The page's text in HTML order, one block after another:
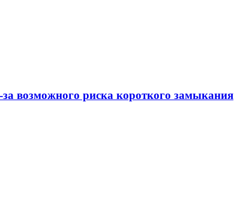
возможного риска короткого замыкания